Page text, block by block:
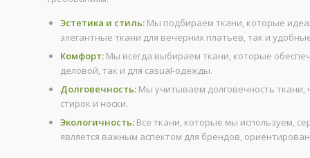
Эстетика и стиль: Мы подбираем ткани, которые
элегантные ткани для вечерних платьев, так и
Комфорт: Мы всегда выбираем ткани, которые
деловой, так и для casual-одежды.
Долговечность: Мы учитываем долговечность ткани,
стирок и носки.
Экологичность: Все ткани, которые мы используем,
является важным аспектом для брендов,